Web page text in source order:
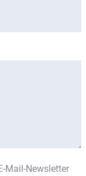
Mail-Newsletter